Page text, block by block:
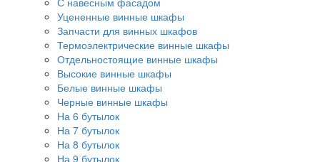
Уцененные винные шкафы
Запчасти для винных шкафов
Термоэлектрические винные шкафы
Отдельностоящие винные шкафы
Высокие винные шкафы
Белые винные шкафы
Черные винные шкафы
На 6 бутылок
На 7 бутылок
На 8 бутылок
На 9 бутылок